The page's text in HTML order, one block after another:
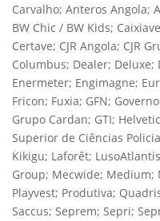
Carvalho; Anteros Angola;
BW Chic / BW Kids;
Certave; CJR Angola; CJR
Columbus; Dealer;
Enermeter; Engimagne;
Fricon; Fuxia; GFN;
Grupo Cardan; GTI;
Superior de Ciências
Kikigu; Laforêt;
Group; Mecwide; Medium;
Playvest; Produtiva;
Saccus; Seprem; Sepri;